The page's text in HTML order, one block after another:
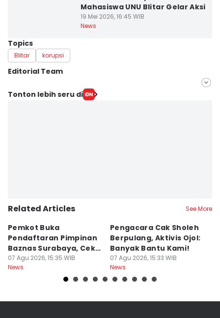
Mahasiswa UNU Blitar Gelar Aksi
19 Mei 2026, 16:45 WIB
News
Topics
Blitar korupsi
Editorial Team
Editor
Tonton lebih seru di
Related Articles See More
Pemkot Buka
Pendaftaran Pimpinan
Baznas Surabaya, Cek
Syaratnya
07 Agu 2026, 15:35 WIB
News
Pengacara Cak Sholeh
Berpulang, Aktivis Ojol:
Banyak Bantu Kami!
07 Agu 2026, 15:33 WIB
News